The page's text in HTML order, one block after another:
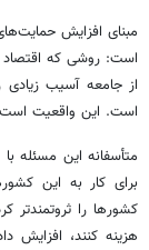
مبنای افزایش
است: روشی که
از جامعه آسیب
است. این واقعیت
متأسفانه این مسئله
برای کار به این
کشورها را ثروتمندتر
هزینه کنند،